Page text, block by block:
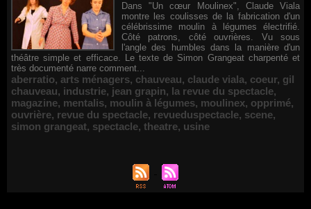
Dans "Un cœur Moulinex", Claude Viala
montre les coulisses de la fabrication d'un
célébrissime moulin à légumes électrifié.
Côté patrons, côté ouvrières. Vu sous
l'angle des humbles dans la manière d'un
théâtre simple et efficace. Le texte de Simon Grangeat charpenté et
très documenté narre comment...
aberratio, arts ménagers, chauveau, claude viala, coeur, gil
chauveau, industrie, jean grapin, la revue du spectacle,
magazine, mentalis, moulin à légumes, moulinex, opprimé,
ouvrière, revue du spectacle, revueduspectacle, scene,
simon grangeat, spectacle, theatre, usine